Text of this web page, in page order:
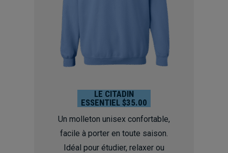
LE CITADIN
ESSENTIEL $35.00
Un molleton unisex confortable,
facile à porter en toute saison.
Idéal pour étudier, relaxer ou